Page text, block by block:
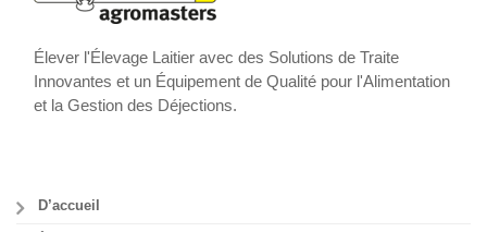
Élever l'Élevage Laitier avec des Solutions de Traite
Innovantes et un Équipement de Qualité pour l'Alimentation
et la Gestion des Déjections.
D’accueil